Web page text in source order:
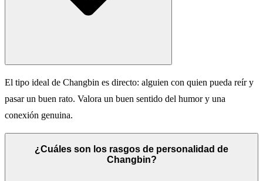
El tipo ideal de Changbin es directo: alguien con quien pueda reír y
pasar un buen rato. Valora un buen sentido del humor y una
conexión genuina.
¿Cuáles son los rasgos de personalidad de
Changbin?